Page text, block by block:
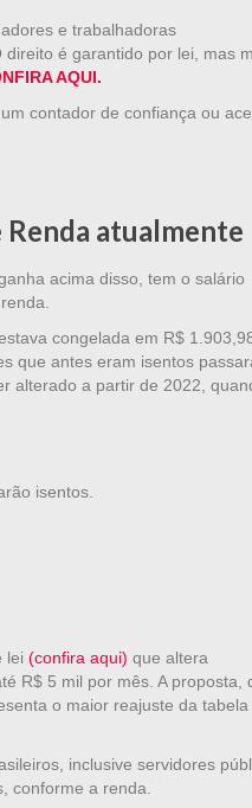
e trabalhadoras
é garantido por lei, mas
AQUI.
contador de confiança ou
atualmente
acima disso, tem o salário
congelada em R$
que antes eram isentos
alterado a partir de 2022,
isentos.
lei (confira aqui) que altera
R$ 5 mil por mês. A proposta,
o maior reajuste da tabela
inclusive servidores
conforme a renda.